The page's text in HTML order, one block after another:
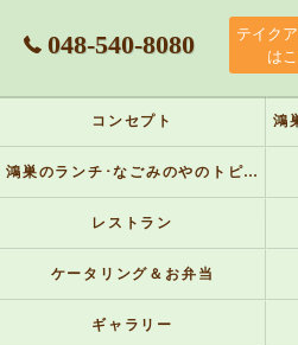
048-540-8080
テイク
は
コンセプト
鴻巣のランチ･なごみのやのトピックス
レストラン
ケータリング＆お弁当
ギャラリー